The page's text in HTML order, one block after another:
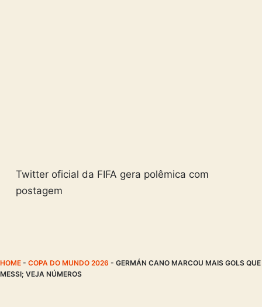
Twitter oficial da FIFA gera polêmica com
postagem
HOME - COPA DO MUNDO 2026 - GERMÁN CANO MARCOU MAIS GOLS QUE
MESSI; VEJA NÚMEROS